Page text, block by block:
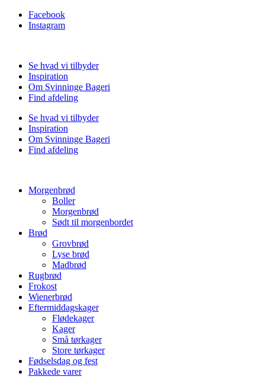
Facebook
Instagram
Se hvad vi tilbyder
Inspiration
Om Svinninge Bageri
Find afdeling
Se hvad vi tilbyder
Inspiration
Om Svinninge Bageri
Find afdeling
Morgenbrød
Boller
Morgenbrød
Sødt til morgenbordet
Brød
Grovbrød
Lyse brød
Madbrød
Rugbrød
Frokost
Wienerbrød
Eftermiddagskager
Flødekager
Kager
Små tørkager
Store tørkager
Fødselsdag og fest
Pakkede varer